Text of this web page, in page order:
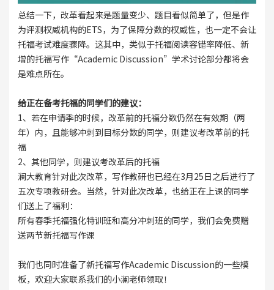
总结一下，改革看起来是题量变少、题目看似简单了，但是作
为评测权威机构的ETS，为了保障分数的权威性，也一定不会让
托福考试难度骤降。这其中，类似于托福阅读容错率降低、新
增的托福写作“Academic Discussion”学术讨论部分都将会
是难点所在。
给正在备考托福的同学们的建议：
1、若在申请季的时候，改革前的托福分数仍然在有效期（两
年）内，且能够冲刺到目标分数的同学，则建议考改革前的托
福
2、其他同学，则建议考改革后的托福
澜大教育针对此次改革，写作教研也已经在3月25日之后进行了
五次专项教研会。当然，针对此次改革，也给正在上课的同学
们送上了福利：
所有春季托福强化特训班和高分冲刺班的同学，我们会免费赠
送两节新托福写作课
我们也同时准备了新托福写作Academic Discussion的一些模
板，欢迎大家联系我们的小澜老师领取！